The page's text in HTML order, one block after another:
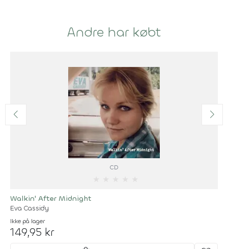
Andre har købt
CD
Walkin' After Midnight
Eva Cassidy
Ikke på lager
149,95 kr